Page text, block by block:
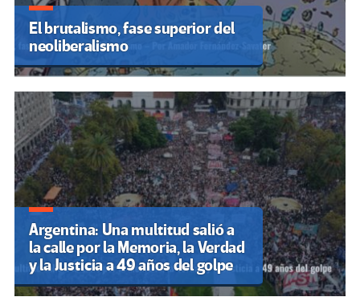
El brutalismo, fase superior del
neoliberalismo
Argentina: Una multitud salió a
la calle por la Memoria, la Verdad
y la Justicia a 49 años del golpe